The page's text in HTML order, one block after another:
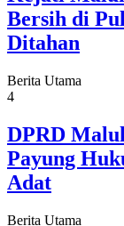
Bersih di
Ditahan
Berita Utama
4
DPRD
Payung
Adat
Berita Utama